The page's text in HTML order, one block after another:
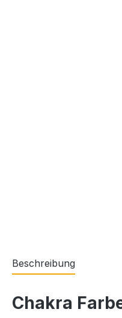
Beschreibung
Chakra